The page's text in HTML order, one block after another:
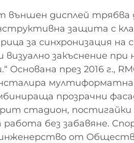
външен дисплей трябва
защита с
за синхронизация на
закъснение при
Основана през 2016 г.,
прозрачни
стадион, постигайки
работа без забавяне.
от